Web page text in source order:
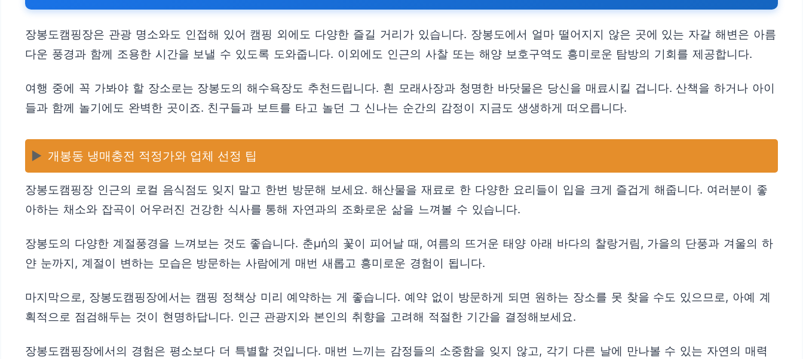
장봉도캠핑장은 관광 명소와도 인접해 있어 캠핑 외에도 다양한 즐길 거리가 있습니다. 장봉도에서 얼마 떨어지지 않은 곳에 있는 자갈 해변은 아름
다운 풍경과 함께 조용한 시간을 보낼 수 있도록 도와줍니다. 이외에도 인근의 사찰 또는 해양 보호구역도 흥미로운 탐방의 기회를 제공합니다.
여행 중에 꼭 가봐야 할 장소로는 장봉도의 해수욕장도 추천드립니다. 흰 모래사장과 청명한 바닷물은 당신을 매료시킬 겁니다. 산책을 하거나 아이
들과 함께 놀기에도 완벽한 곳이죠. 친구들과 보트를 타고 놀던 그 신나는 순간의 감정이 지금도 생생하게 떠오릅니다.
▶️ 개봉동 냉매충전 적정가와 업체 선정 팁
장봉도캠핑장 인근의 로컬 음식점도 잊지 말고 한번 방문해 보세요. 해산물을 재료로 한 다양한 요리들이 입을 크게 즐겁게 해줍니다. 여러분이 좋
아하는 채소와 잡곡이 어우러진 건강한 식사를 통해 자연과의 조화로운 삶을 느껴볼 수 있습니다.
장봉도의 다양한 계절풍경을 느껴보는 것도 좋습니다. 춘μή의 꽃이 피어날 때, 여름의 뜨거운 태양 아래 바다의 찰랑거림, 가을의 단풍과 겨울의 하
얀 눈까지, 계절이 변하는 모습은 방문하는 사람에게 매번 새롭고 흥미로운 경험이 됩니다.
마지막으로, 장봉도캠핑장에서는 캠핑 정책상 미리 예약하는 게 좋습니다. 예약 없이 방문하게 되면 원하는 장소를 못 찾을 수도 있으므로, 아예 계
획적으로 점검해두는 것이 현명하답니다. 인근 관광지와 본인의 취향을 고려해 적절한 기간을 결정해보세요.
장봉도캠핑장에서의 경험은 평소보다 더 특별할 것입니다. 매번 느끼는 감정들의 소중함을 잊지 않고, 각기 다른 날에 만나볼 수 있는 자연의 매력